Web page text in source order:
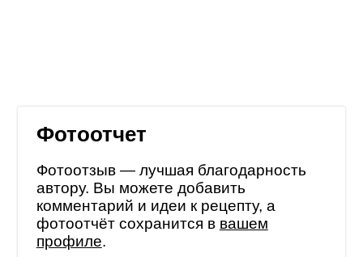
Фотоотчет
Фотоотзыв — лучшая благодарность
автору. Вы можете добавить
комментарий и идеи к рецепту, а
фотоотчёт сохранится в вашем
профиле.